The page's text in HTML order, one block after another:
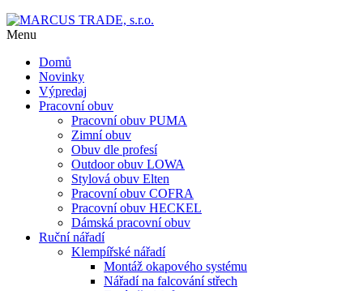
Menu
Domů
Novinky
Výpredaj
Pracovní obuv
Pracovní obuv PUMA
Zimní obuv
Obuv dle profesí
Outdoor obuv LOWA
Stylová obuv Elten
Pracovní obuv COFRA
Pracovní obuv HECKEL
Dámská pracovní obuv
Ruční nářadí
Klempířské nářadí
Montáž okapového systému
Nářadí na falcování střech